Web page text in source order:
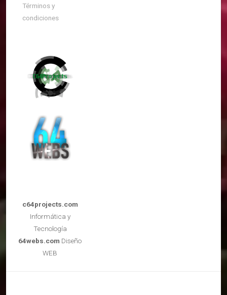
Términos y
condiciones
c64projects.com
Informática y
Tecnología
64webs.com Diseño
WEB